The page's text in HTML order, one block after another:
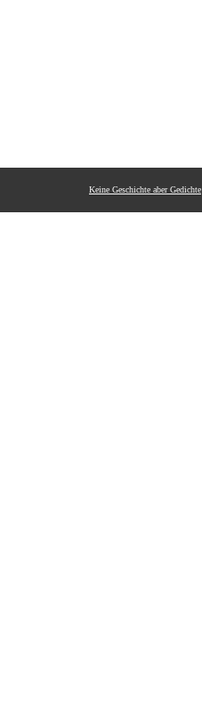
Keine Geschichte aber Gedichte